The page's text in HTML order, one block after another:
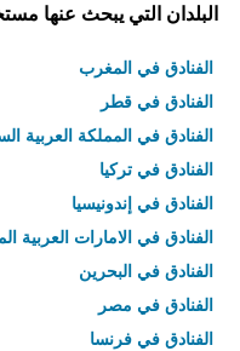
البلدان التي يبحث عنها
الفنادق في المغرب
الفنادق في قطر
الفنادق في المملكة العربية
الفنادق في تركيا
الفنادق في إندونيسيا
الفنادق في الامارات العربية
الفنادق في البحرين
الفنادق في مصر
الفنادق في فرنسا